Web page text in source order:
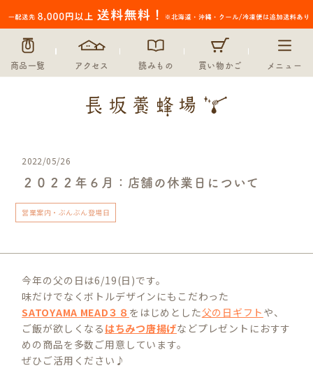
商品一覧 アクセス 読みもの 買い物かご メニュー
2022/05/26
２０２２年６月：店舗の休業日について
営業案内・ぶんぶん登場日
今年の父の日は6/19(日)です。
味だけでなくボトルデザインにもこだわった
SATOYAMA MEAD３８ をはじめとした父の日ギフト や、
ご飯が欲しくなる はちみつ唐揚げなどプレゼントにおすす
めの商品を多数ご用意しています。
ぜひご活用ください♪